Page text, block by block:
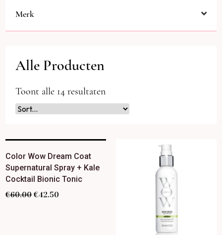
Merk
Alle Producten
Toont alle 14 resultaten
Color Wow Dream Coat
Supernatural Spray + Kale
Cocktail Bionic Tonic
€60.00 €42.50